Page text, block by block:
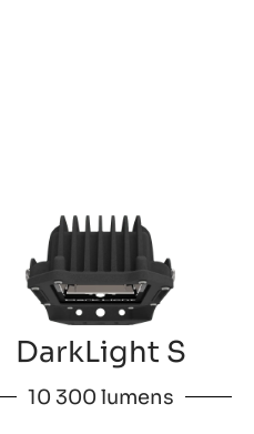
DarkLight S
10 300 lumens